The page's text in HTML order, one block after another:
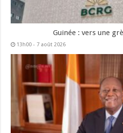
Guinée : vers une
13h00 - 7 août 2026